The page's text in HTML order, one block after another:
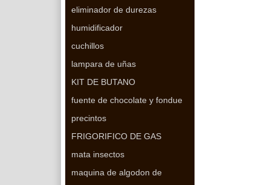
eliminador de durezas
humidificador
cuchillos
lampara de uñas
KIT DE BUTANO
fuente de chocolate y fondue
precintos
FRIGORIFICO DE GAS
mata insectos
maquina de algodon de